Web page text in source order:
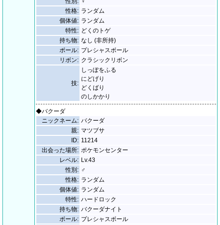
性格: ランダム
個体値: ランダム
特性: どくのトゲ
持ち物: なし (非所持)
ボール: プレシャスボール
リボン: クラシックリボン
技:
しっぽをふる
にどげり
どくばり
のしかかり
◆バクーダ
ニックネーム: バクーダ
親: マツブサ
ID: 11214
出会った場所: ポケモンセンター
レベル: Lv.43
性別: ♂
性格: ランダム
個体値: ランダム
特性: ハードロック
持ち物: バクーダナイト
ボール: プレシャスボール